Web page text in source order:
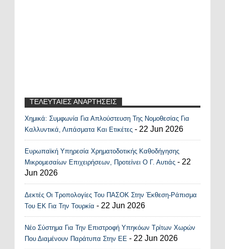
ΤΕΛΕΥΤΑΙΕΣ ΑΝΑΡΤΗΣΕΙΣ
Recent Posts Widget
Χημικά: Συμφωνία Για Απλούστευση Της Νομοθεσίας Για
Καλλυντικά, Λιπάσματα Και Ετικέτες - 22 Jun 2026
Ευρωπαϊκή Υπηρεσία Χρηματοδοτικής Καθοδήγησης
Μικρομεσαίων Επιχειρήσεων, Προτείνει Ο Γ. Αυτιάς - 22
Jun 2026
Δεκτές Οι Τροπολογίες Του ΠΑΣΟΚ Στην Έκθεση-Ράπισμα
Του ΕΚ Για Την Τουρκία - 22 Jun 2026
Νέο Σύστημα Για Την Επιστροφή Υπηκόων Τρίτων Χωρών
Που Διαμένουν Παράτυπα Στην ΕΕ - 22 Jun 2026